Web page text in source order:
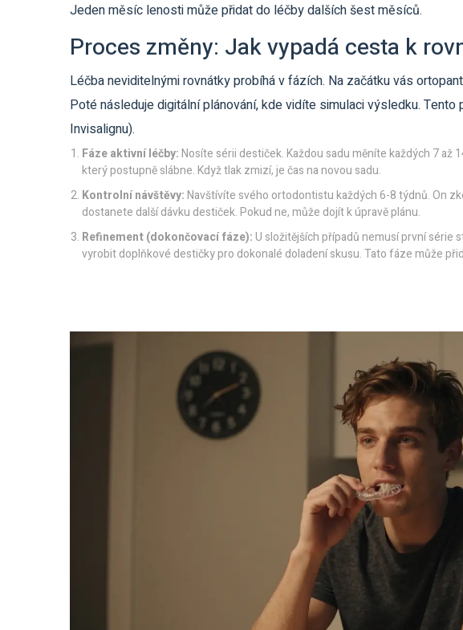
Jeden měsíc lenosti může přidat do léčby dalších šest měsíců.
Proces změny: Jak vypadá cesta k
Léčba neviditelnými rovnátky probíhá v fázích. Na začátku vás
Poté následuje digitální plánování, kde vidíte simulaci výsledku. Tento
Invisalignu).
Fáze aktivní léčby:Nosíte sérii destiček. Každou sadu měníte každých 7 až
který postupně slábne. Když tlak zmizí, je čas na novou sadu.
Kontrolní návštěvy:Navštívíte svého ortodontistu každých 6-8 týdnů. On
dostanete další dávku destiček. Pokud ne, může dojít k úpravě plánu.
Refinement (dokončovací fáze):U složitějších případů nemusí první série
vyrobit doplňkové destičky pro dokonalé doladení skusu. Tato fáze může